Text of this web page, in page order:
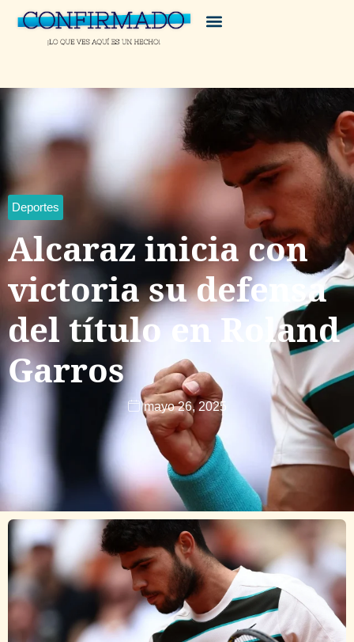
Deportes
Alcaraz inicia con
victoria su defensa
del título en Roland
Garros
mayo 26, 2025